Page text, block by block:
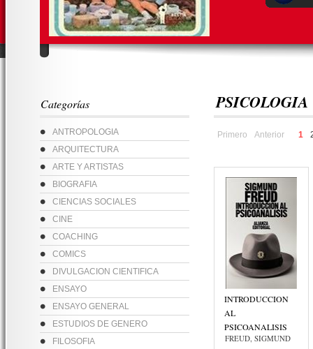
Categorías
ANTROPOLOGIA
ARQUITECTURA
ARTE Y ARTISTAS
BIOGRAFIA
CIENCIAS SOCIALES
CINE
COACHING
COMICS
DIVULGACION CIENTIFICA
ENSAYO
ENSAYO GENERAL
ESTUDIOS DE GENERO
FILOSOFIA
Primero Anterior 1
INTRODUCCION
AL
PSICOANALISIS
FREUD, SIGMUND